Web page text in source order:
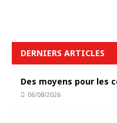
DERNIERS ARTICLES
Des moyens pour les
06/08/2026